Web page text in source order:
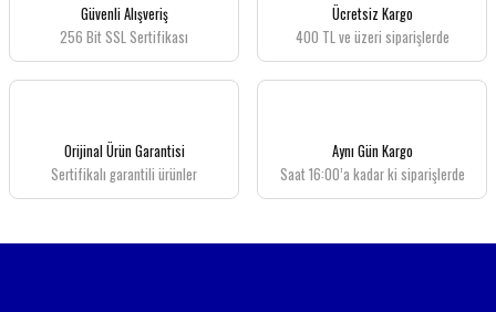
Güvenli Alışveriş
256 Bit SSL Sertifikası
Ücretsiz Kargo
400 TL ve üzeri siparişlerde
Orijinal Ürün Garantisi
Sertifikalı garantili ürünler
Aynı Gün Kargo
Saat 16:00’a kadar ki siparişlerde